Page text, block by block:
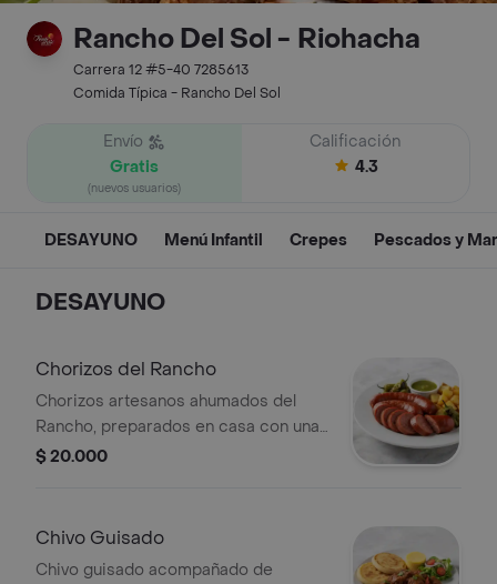
Rancho Del Sol - Riohacha
Carrera 12 #5-40 7285613
Comida Típica - Rancho Del Sol
Envío
Gratis
(nuevos usuarios)
Calificación
4.3
DESAYUNO Menú Infantil Crepes Pescados y
DESAYUNO
Chorizos del Rancho
Chorizos artesanos ahumados del
Rancho, preparados en casa con una
receta autentica de Rancho del sol.
$ 20.000
Chivo Guisado
Chivo guisado acompañado de